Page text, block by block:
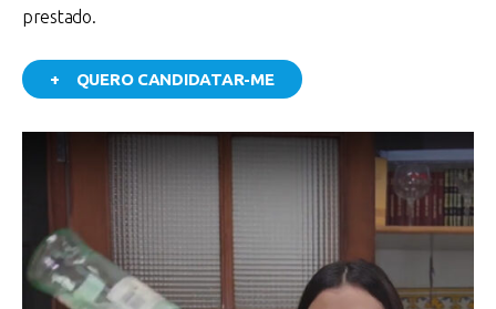
prestado.
+ QUERO CANDIDATAR-ME